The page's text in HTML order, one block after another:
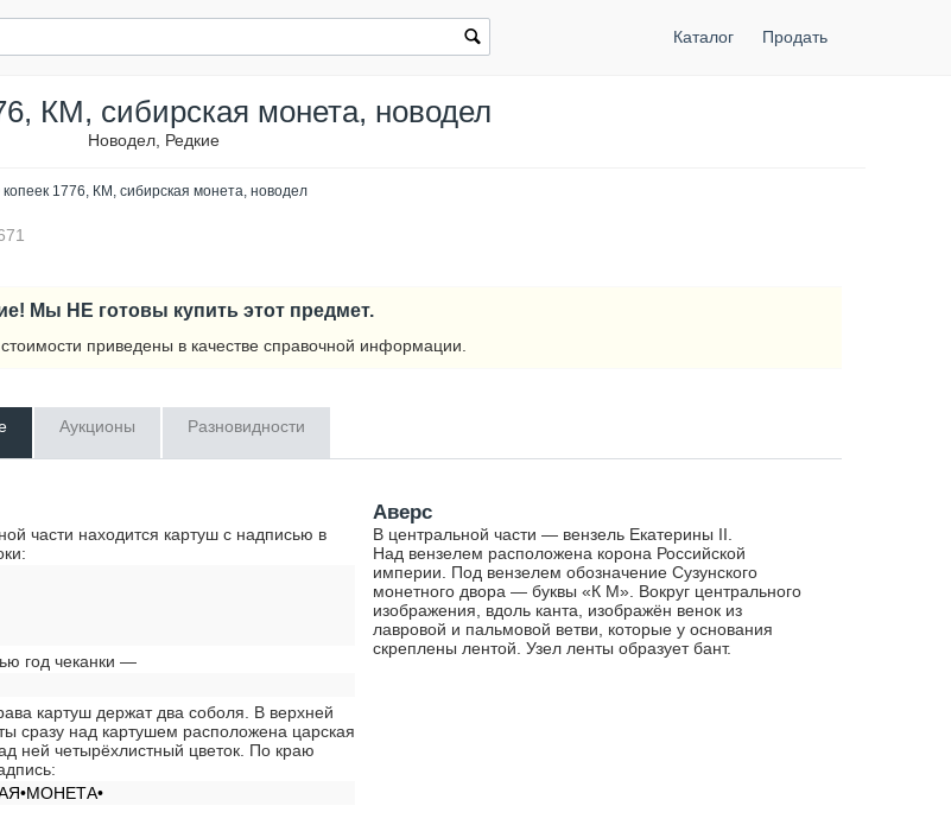
Каталог Продать
КМ, сибирская монета, новодел
Новодел, Редкие
копеек 1776, КМ, сибирская монета, новодел
Мы НЕ готовы купить этот предмет.
приведены в качестве справочной информации.
Аукционы Разновидности
части находится картуш с надписью в
год чеканки —
картуш держат два соболя. В верхней
сразу над картушем расположена царская
ней четырёхлистный цветок. По краю
Аверс
В центральной части — вензель Екатерины II.
Над вензелем расположена корона Российской
империи. Под вензелем обозначение Сузунского
монетного двора — буквы «К М». Вокруг центрального
изображения, вдоль канта, изображён венок из
лавровой и пальмовой ветви, которые у основания
скреплены лентой. Узел ленты образует бант.